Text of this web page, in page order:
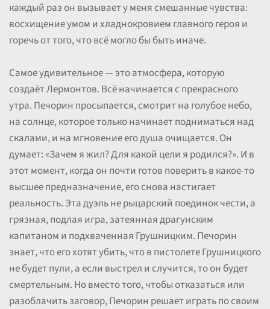
каждый раз он вызывает у меня смешанные чувства:
восхищение умом и хладнокровием главного героя и
горечь от того, что всё могло бы быть иначе.
Самое удивительное — это атмосфера, которую
создаёт Лермонтов. Всё начинается с прекрасного
утра. Печорин просыпается, смотрит на голубое небо,
на солнце, которое только начинает подниматься над
скалами, и на мгновение его душа очищается. Он
думает: «Зачем я жил? Для какой цели я родился?». И в
этот момент, когда он почти готов поверить в какое-то
высшее предназначение, его снова настигает
реальность. Эта дуэль не рыцарский поединок чести, а
грязная, подлая игра, затеянная драгунским
капитаном и подхваченная Грушницким. Печорин
знает, что его хотят убить, что в пистолете Грушницкого
не будет пули, а если выстрел и случится, то он будет
смертельным. Но вместо того, чтобы отказаться или
разоблачить заговор, Печорин решает играть по своим